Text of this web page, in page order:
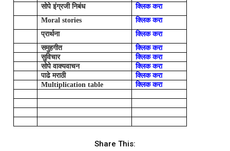
सोपे इंग्रजी निबंध
क्लिक करा
Moral stories
क्लिक करा
प्रार्थना
क्लिक करा
समुहगीत
क्लिक करा
सुविचार
क्लिक करा
सोपे वाक्यवाचन
क्लिक करा
पाढे मराठी
क्लिक करा
Multiplication table
क्लिक करा
Share This: